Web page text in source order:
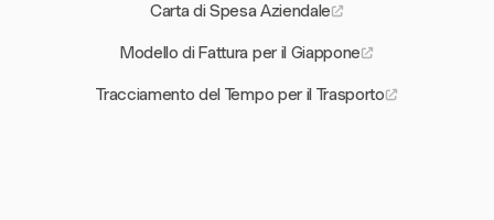
Carta di Spesa Aziendale
Modello di Fattura per il Giappone
Tracciamento del Tempo per il Trasporto